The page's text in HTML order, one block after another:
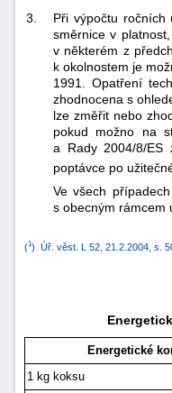
3.
Při výpočtu
směrnice v
v některém z
k okolnostem je
1991. Opatření
zhodnocena s
lze změřit nebo
pokud možno na
a Rady 2004/8/ES
poptávce po
Ve všech
s obecným rámcem
(1) Úř. věst. L 52, 21.2.2004, s.
Energetické
1 kg koksu